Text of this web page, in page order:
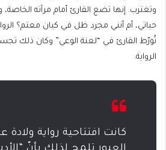
وتغترب. إنها تضع القارئ أمام مرآته
حياتي، أم أنني مجرد ظل في كيان معتم؟
تُورّط القارئ في “لعنة الوعي” وكان ذلك
الرواية.
كانت افتتاحية رواية ولادة